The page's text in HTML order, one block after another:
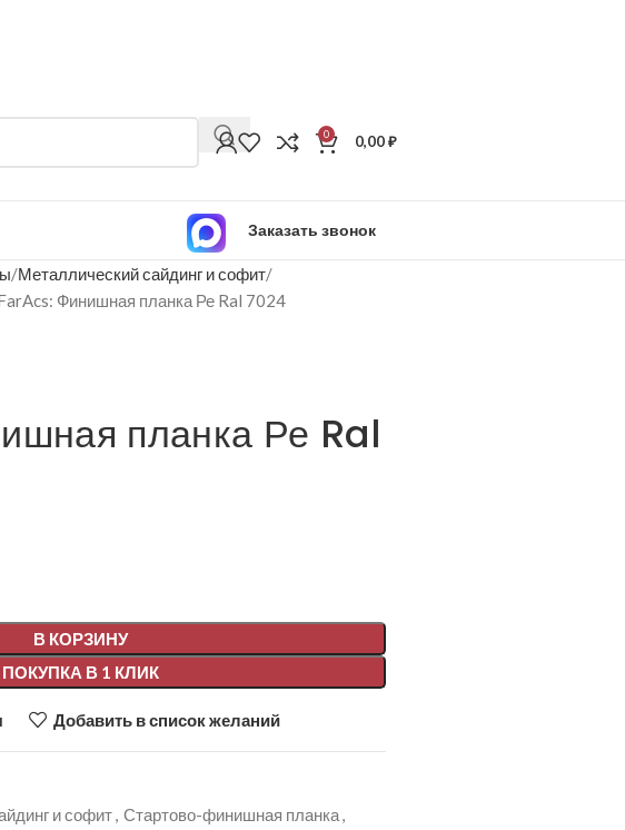
0 0,00₽
Заказать звонок
Металлический сайдинг и софит
Финишная планка Ре Ral 7024
планка Ре Ral
В КОРЗИНУ
ПОКУПКА В 1 КЛИК
Добавить в список желаний
и софит, Стартово-финишная планка,